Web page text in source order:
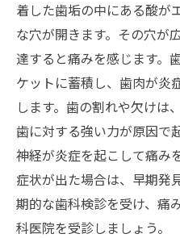
着した歯垢の中にある酸が
な穴が開きます。その穴が
達すると痛みを感じます。
ケットに蓄積し、歯肉が炎
します。歯の割れや欠けは
歯に対する強い力が原因で
神経が炎症を起こして痛み
症状が出た場合は、早期発
期的な歯科検診を受け、痛
科医院を受診しましょう。